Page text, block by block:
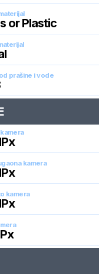
or Plastic
prašine i vode
kamera
kamera